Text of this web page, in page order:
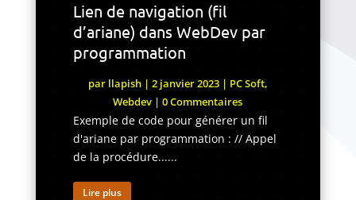
Lien de navigation (fil
d’ariane) dans WebDev par
programmation
par llapish| 2 janvier 2023| PC Soft,
Webdev | 0 Commentaires
Exemple de code pour générer un fil
d'ariane par programmation : // Appel
de la procédure......
Lire plus